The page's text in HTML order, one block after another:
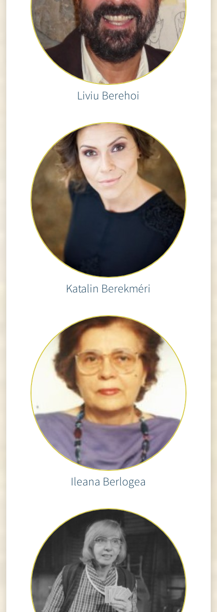
Liviu Berehoi
Katalin Berekméri
Ileana Berlogea